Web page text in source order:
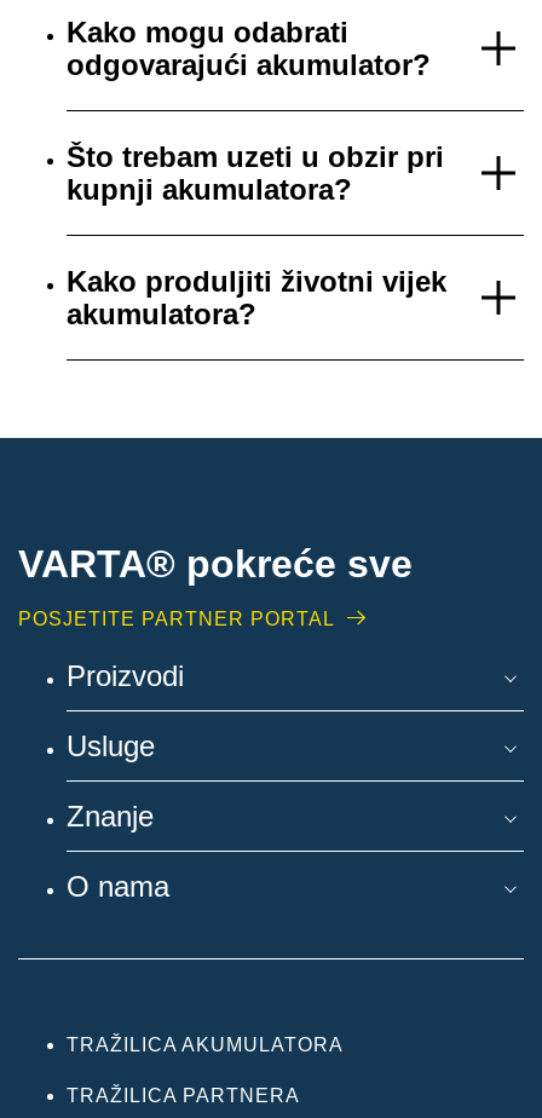
Kako mogu odabrati
odgovarajući akumulator?
Što trebam uzeti u obzir pri
kupnji akumulatora?
Kako produljiti životni vijek
akumulatora?
VARTA® pokreće sve
POSJETITE PARTNER PORTAL
Proizvodi
Usluge
Znanje
O nama
TRAŽILICA AKUMULATORA
TRAŽILICA PARTNERA